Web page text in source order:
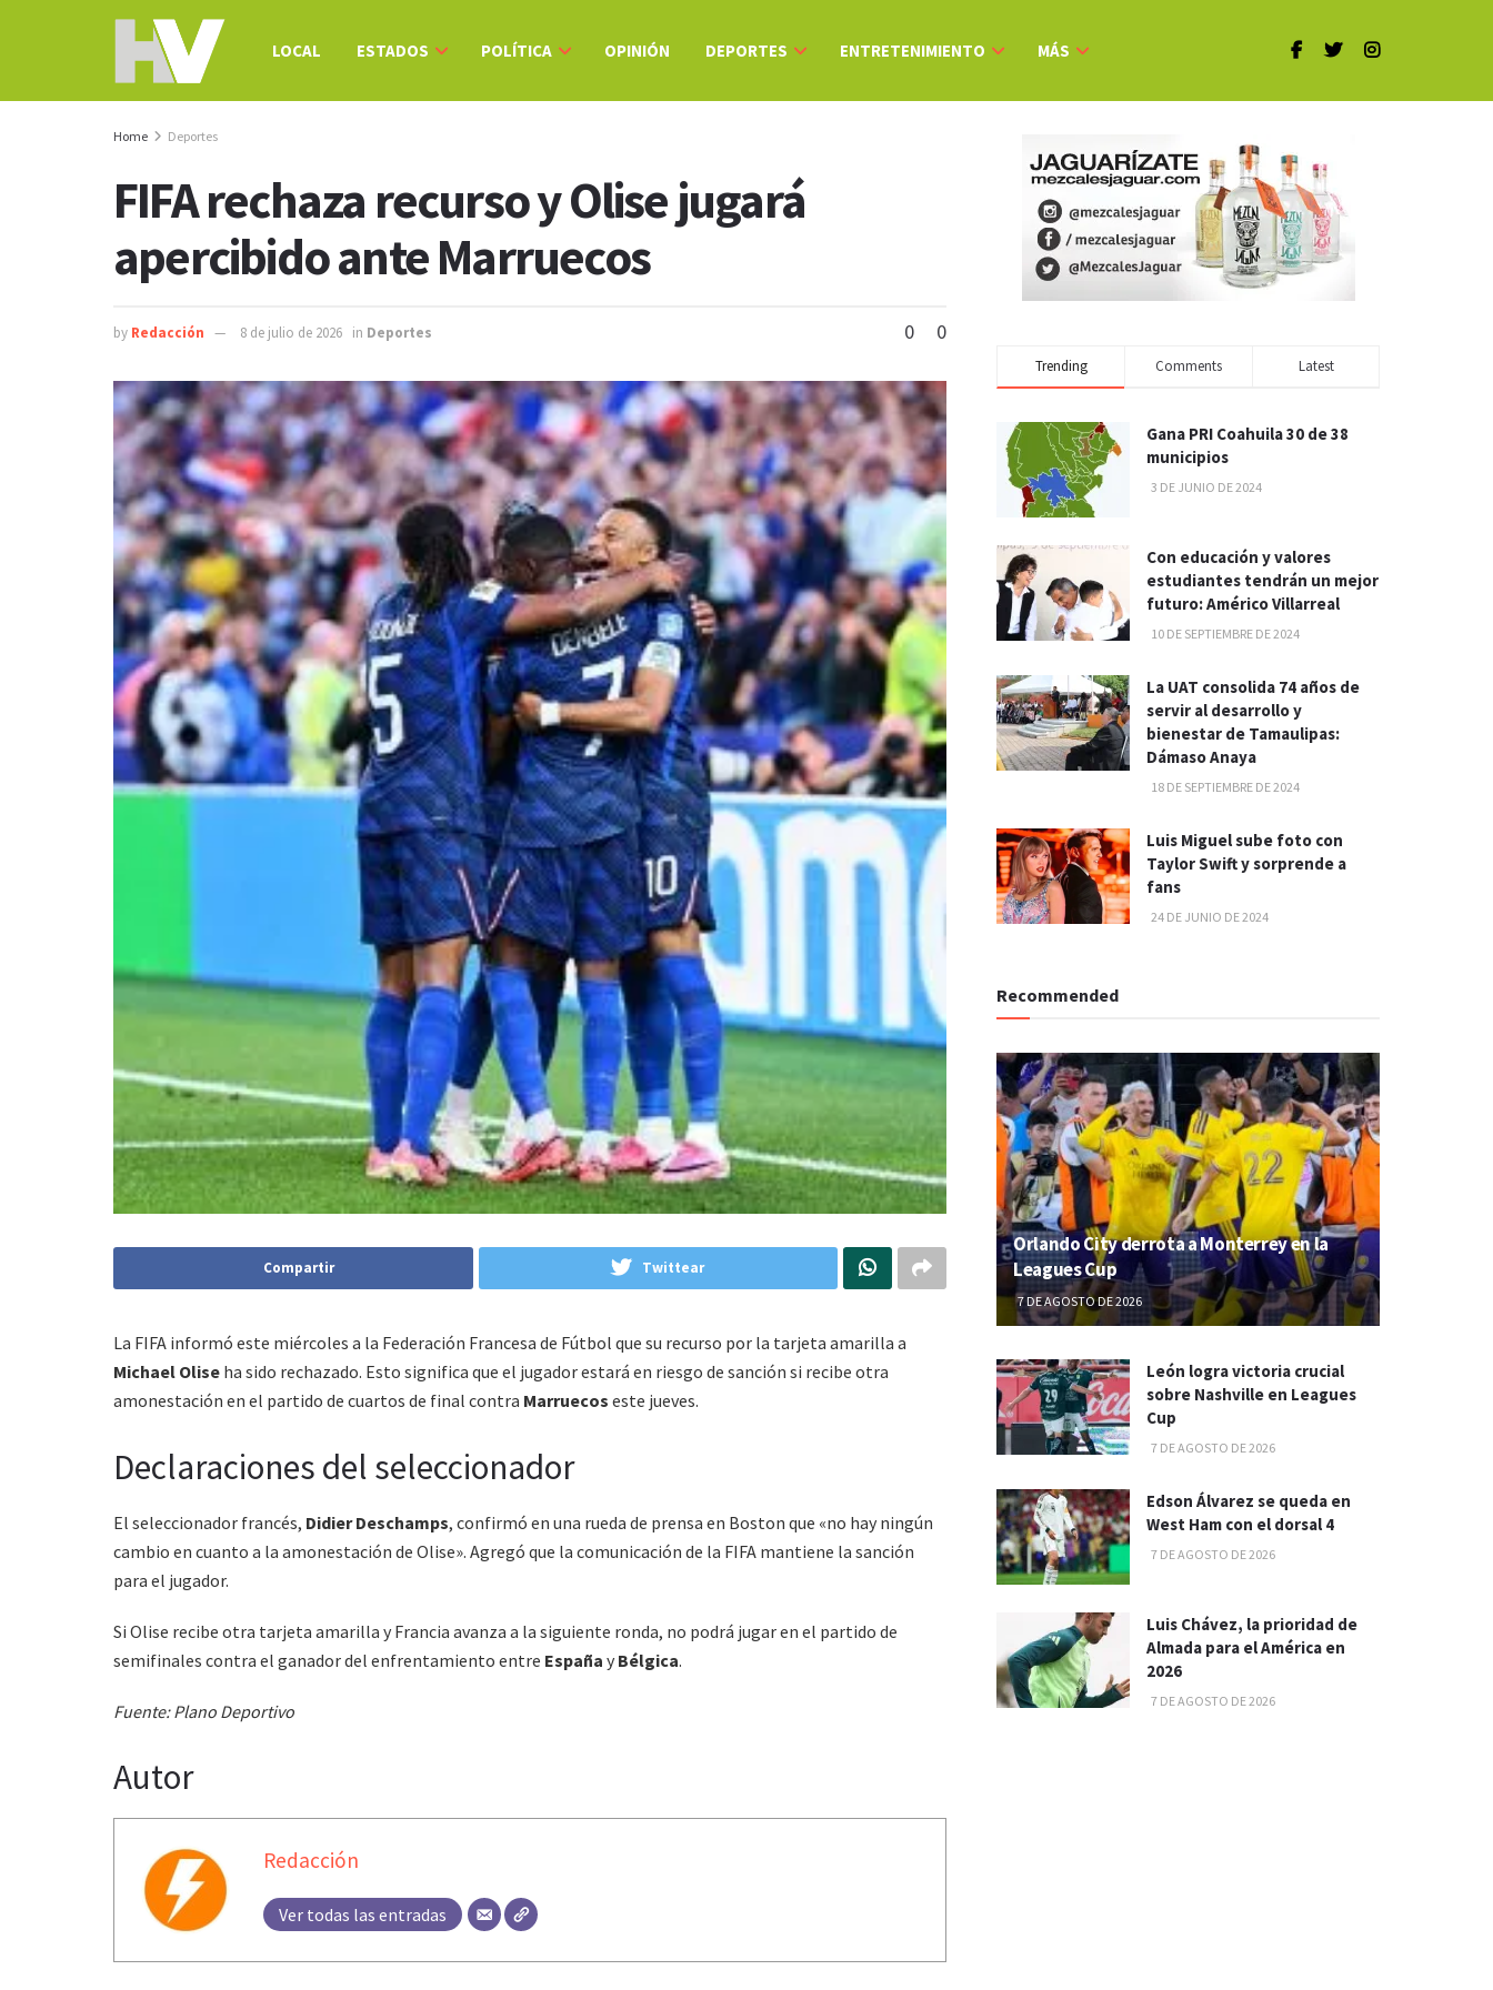
LOCAL ESTADOS POLÍTICA OPINIÓN DEPORTES ENTRETENIMIENTO MÁS
Home Deportes
FIFA rechaza recurso y Olise jugará
apercibido ante Marruecos
by Redacción 8 de julio de 2026 in Deportes 0 0
Compartir Twittear
La FIFA informó este miércoles a la Federación Francesa de Fútbol que su recurso por la tarjeta amarilla a
Michael Olise ha sido rechazado. Esto significa que el jugador estará en riesgo de sanción si recibe otra
amonestación en el partido de cuartos de final contra Marruecos este jueves.
Declaraciones del seleccionador
El seleccionador francés, Didier Deschamps, confirmó en una rueda de prensa en Boston que «no hay ningún
cambio en cuanto a la amonestación de Olise». Agregó que la comunicación de la FIFA mantiene la sanción
para el jugador.
Si Olise recibe otra tarjeta amarilla y Francia avanza a la siguiente ronda, no podrá jugar en el partido de
semifinales contra el ganador del enfrentamiento entre España y Bélgica.
Fuente: Plano Deportivo
Autor
Redacción
Ver todas las entradas
Trending Comments Latest
Gana PRI Coahuila 30 de 38
municipios
3 DE JUNIO DE 2024
Con educación y valores
estudiantes tendrán un mejor
futuro: Américo Villarreal
10 DE SEPTIEMBRE DE 2024
La UAT consolida 74 años de
servir al desarrollo y
bienestar de Tamaulipas:
Dámaso Anaya
18 DE SEPTIEMBRE DE 2024
Luis Miguel sube foto con
Taylor Swift y sorprende a
fans
24 DE JUNIO DE 2024
Recommended
Orlando City derrota a Monterrey en la
Leagues Cup
7 DE AGOSTO DE 2026
León logra victoria crucial
sobre Nashville en Leagues
Cup
7 DE AGOSTO DE 2026
Edson Álvarez se queda en
West Ham con el dorsal 4
7 DE AGOSTO DE 2026
Luis Chávez, la prioridad de
Almada para el América en
2026
7 DE AGOSTO DE 2026